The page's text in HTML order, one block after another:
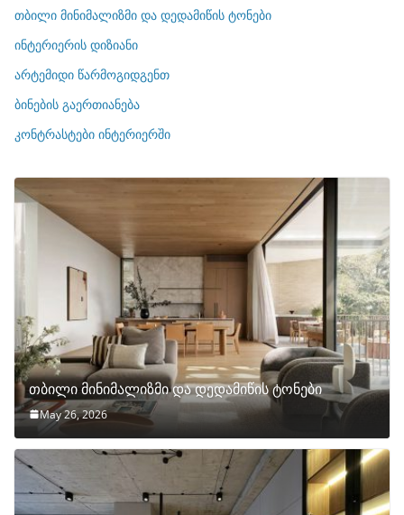
ო
რ
ბ
ი
თბილი მინიმალიზმი და დედამიწის ტონები
ინტერიერის დიზიანი
არტემიდი წარმოგიდგენთ
ბინების გაერთიანება
კონტრასტები ინტერიერში
თბილი მინიმალიზმი და დედამიწის ტონები
May 26, 2026